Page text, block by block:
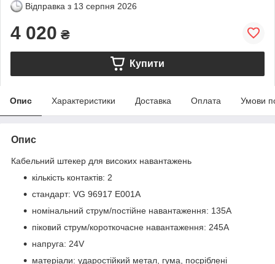
Відправка з 13 серпня 2026
4 020 ₴
Купити
Опис Характеристики Доставка Оплата Умови
Опис
Кабельний штекер для високих навантажень
кількість контактів: 2
стандарт: VG 96917 E001A
номінальний струм/постійне навантаження: 135A
піковий струм/короткочасне навантаження: 245А
напруга: 24V
матеріали: ударостійкий метал, гума, посріблені